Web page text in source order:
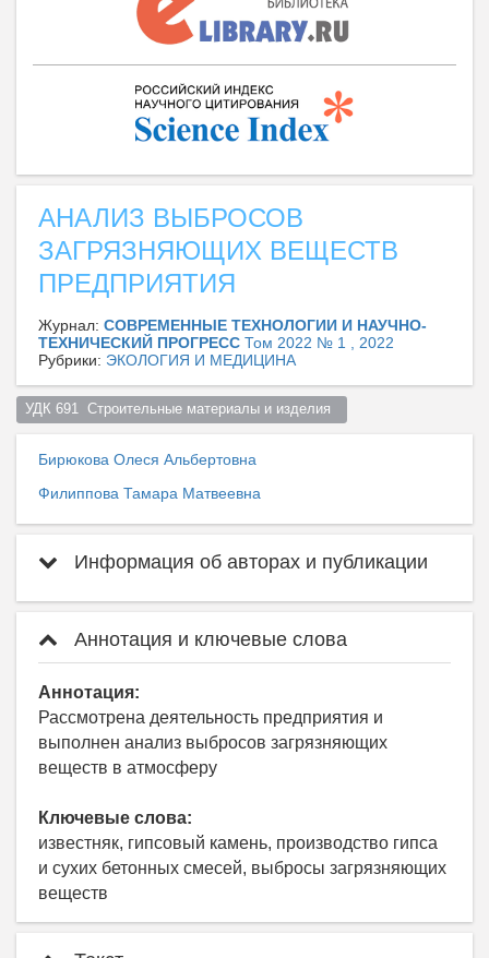
АНАЛИЗ ВЫБРОСОВ
ЗАГРЯЗНЯЮЩИХ ВЕЩЕСТВ
ПРЕДПРИЯТИЯ
Журнал: СОВРЕМЕННЫЕ ТЕХНОЛОГИИ И НАУЧНО-
ТЕХНИЧЕСКИЙ ПРОГРЕСС Том 2022 № 1 , 2022
Рубрики: ЭКОЛОГИЯ И МЕДИЦИНА
УДК 691  Строительные материалы и изделия
Бирюкова Олеся Альбертовна
Филиппова Тамара Матвеевна
Информация об авторах и публикации
Аннотация и ключевые слова
Аннотация:
Рассмотрена деятельность предприятия и
выполнен анализ выбросов загрязняющих
веществ в атмосферу
Ключевые слова:
известняк, гипсовый камень, производство гипса
и сухих бетонных смесей, выбросы загрязняющих
веществ